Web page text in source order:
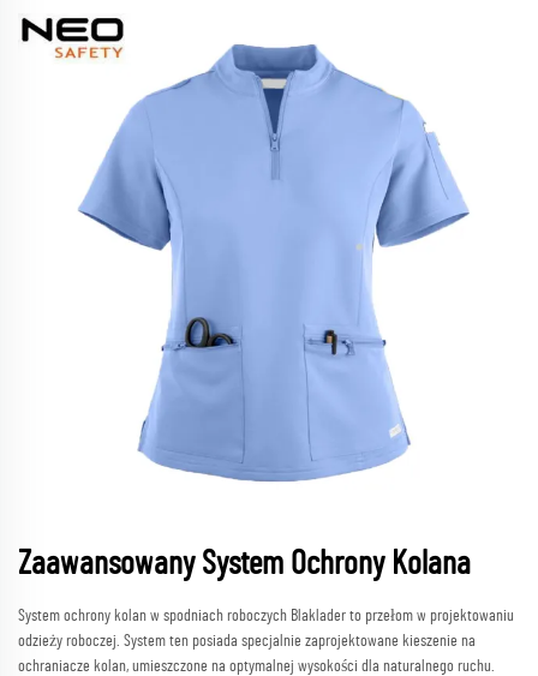
Zaawansowany System Ochrony Kolana
System ochrony kolan w spodniach roboczych Blaklader to przełom w projektowaniu
odzieży roboczej. System ten posiada specjalnie zaprojektowane kieszenie na
ochraniacze kolan, umieszczone na optymalnej wysokości dla naturalnego ruchu.